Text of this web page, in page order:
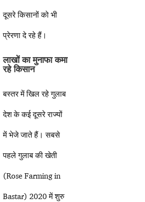
दूसरे किसानों को भी
प्रेरणा दे रहे हैं।
लाखों का मुनाफा कमा
रहे किसान
बस्तर में खिल रहे गुलाब
देश के कई दूसरे राज्यों
में भेजे जाते हैं। सबसे
पहले गुलाब की खेती
(Rose Farming in
Bastar) 2020 में शुरु